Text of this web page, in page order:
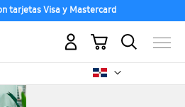
tarjetas Visa y Mastercard
Mi carrito